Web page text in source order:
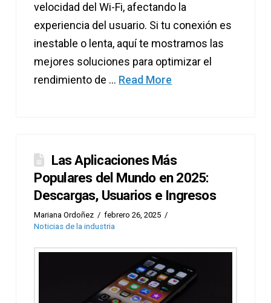
velocidad del Wi-Fi, afectando la
experiencia del usuario. Si tu conexión es
inestable o lenta, aquí te mostramos las
mejores soluciones para optimizar el
rendimiento de … Read More
Las Aplicaciones Más
Populares del Mundo en 2025:
Descargas, Usuarios e Ingresos
Mariana Ordoñez
febrero 26, 2025
Noticias de la industria